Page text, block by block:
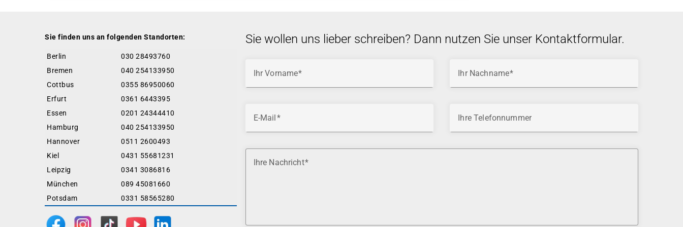
Sie finden uns an folgenden Standorten:
Berlin
030 28493760
Bremen
040 254133950
Cottbus
0355 86950060
Erfurt
0361 6443395
Essen
0201 24344410
Hamburg
040 254133950
Hannover
0511 2600493
Kiel
0431 55681231
Leipzig
0341 3086816
München
089 45081660
Potsdam
0331 58565280
Sie wollen uns lieber schreiben? Dann nutzen Sie unser Kontaktformular.
Ihr Vorname Ihr Nachname
E-Mail Ihre Telefonnummer
Ihre Nachricht